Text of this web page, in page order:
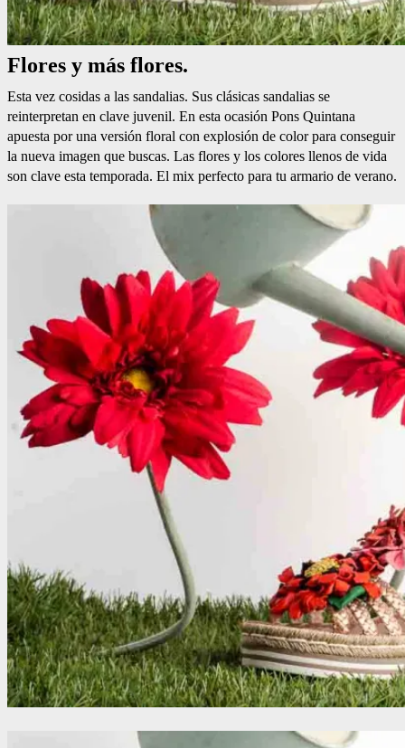
Flores y más flores.
Esta vez cosidas a las sandalias. Sus clásicas sandalias se
reinterpretan en clave juvenil. En esta ocasión Pons Quintana
apuesta por una versión floral con explosión de color para conseguir
la nueva imagen que buscas. Las flores y los colores llenos de vida
son clave esta temporada. El mix perfecto para tu armario de verano.